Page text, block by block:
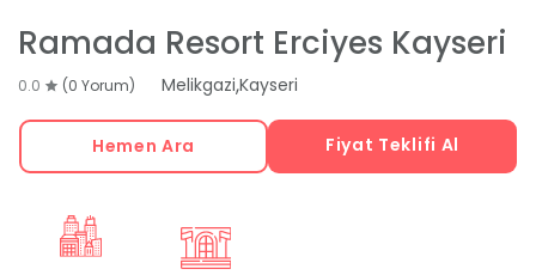
Ramada Resort Erciyes Kayseri
0.0 (0 Yorum) Melikgazi,Kayseri
Hemen Ara Fiyat Teklifi Al